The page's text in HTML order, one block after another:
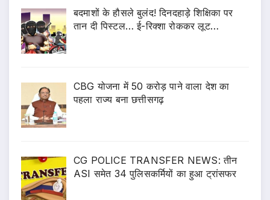
बदमाशों के हौसले बुलंद! दिनदहाड़े शिक्षिका पर
तान दी पिस्टल… ई-रिक्शा रोककर लूट…
CBG योजना में 50 करोड़ पाने वाला देश का
पहला राज्य बना छत्तीसगढ़
CG POLICE TRANSFER NEWS: तीन
ASI समेत 34 पुलिसकर्मियों का हुआ ट्रांसफर